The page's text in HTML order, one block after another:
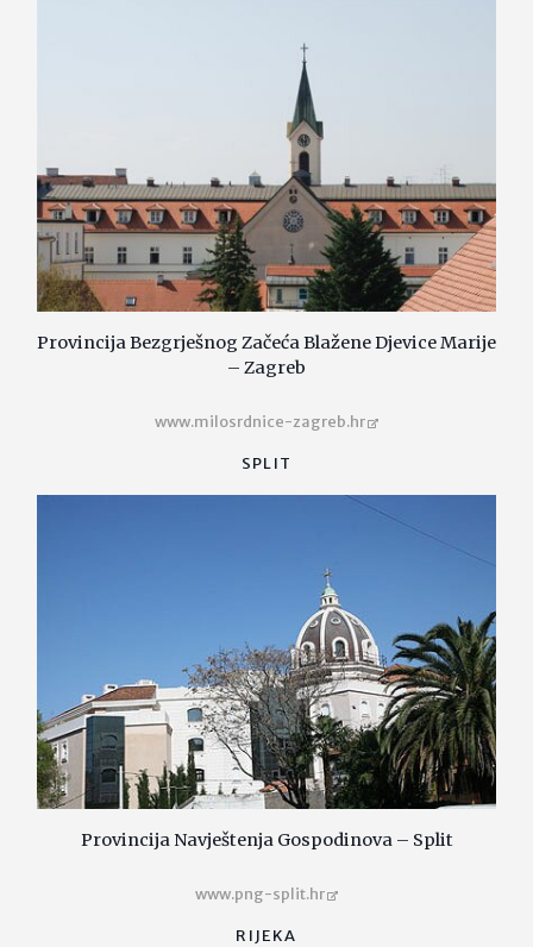
Provincija Bezgrješnog Začeća Blažene Djevice Marije
– Zagreb
www.milosrdnice-zagreb.hr
SPLIT
Provincija Navještenja Gospodinova – Split
www.png-split.hr
RIJEKA